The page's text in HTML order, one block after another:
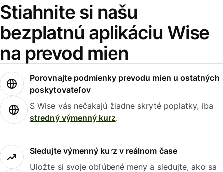
Stiahnite si našu
bezplatnú aplikáciu Wise
na prevod mien
Porovnajte podmienky prevodu mien u ostatných
poskytovateľov
S Wise vás nečakajú žiadne skryté poplatky, iba
stredný výmenný kurz.
Sledujte výmenný kurz v reálnom čase
Uložte si svoje obľúbené meny a sledujte, ako sa